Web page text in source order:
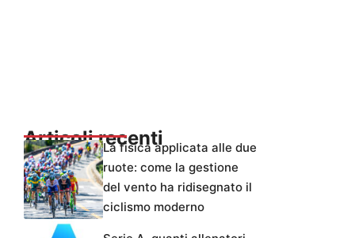
Articoli recentiLa fisica applicata alle due
ruote: come la gestione
del vento ha ridisegnato il
ciclismo moderno